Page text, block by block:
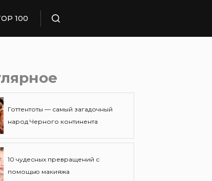
100
Готтентоты — самый загадочный
народ Черного континента
10 чудесных превращений с
помощью макияжа